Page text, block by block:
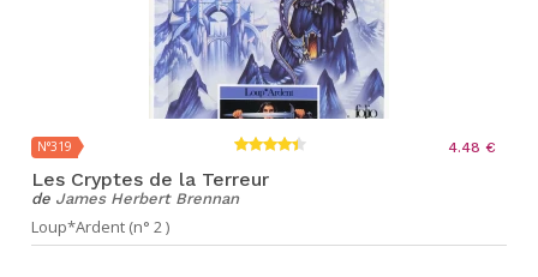
N°319 4.48 €
Les Cryptes de la Terreur
de James Herbert Brennan
Loup*Ardent (n° 2 )